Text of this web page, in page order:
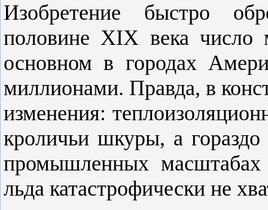
Изобретение быстро
половине XIX века число
основном в городах
миллионами. Правда, в
изменения:
кроличьи шкуры, а
промышленных масштабах
льда катастрофически не